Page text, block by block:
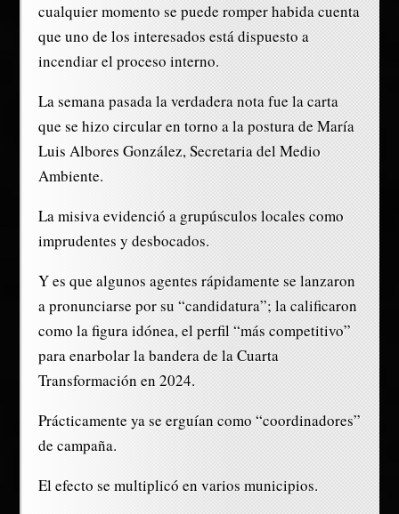
cualquier momento se puede romper habida cuenta
que uno de los interesados está dispuesto a
incendiar el proceso interno.
La semana pasada la verdadera nota fue la carta
que se hizo circular en torno a la postura de María
Luis Albores González, Secretaria del Medio
Ambiente.
La misiva evidenció a grupúsculos locales como
imprudentes y desbocados.
Y es que algunos agentes rápidamente se lanzaron
a pronunciarse por su “candidatura”; la calificaron
como la figura idónea, el perfil “más competitivo”
para enarbolar la bandera de la Cuarta
Transformación en 2024.
Prácticamente ya se erguían como “coordinadores”
de campaña.
El efecto se multiplicó en varios municipios.